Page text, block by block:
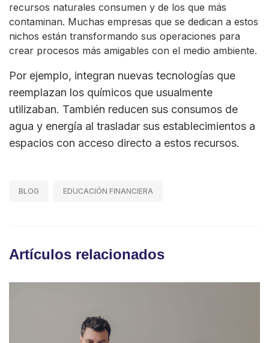
recursos naturales consumen y de los que más
contaminan. Muchas empresas que se dedican a estos
nichos están transformando sus operaciones para
crear procesos más amigables con el medio ambiente.
Por ejemplo, integran nuevas tecnologías que
reemplazan los químicos que usualmente
utilizaban. También reducen sus consumos de
agua y energía al trasladar sus establecimientos a
espacios con acceso directo a estos recursos.
BLOG EDUCACIÓN FINANCIERA
Artículos relacionados